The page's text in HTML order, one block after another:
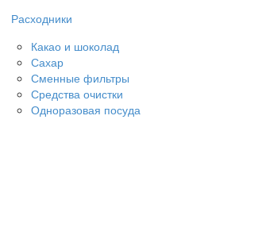
Расходники
Какао и шоколад
Сахар
Сменные фильтры
Средства очистки
Одноразовая посуда